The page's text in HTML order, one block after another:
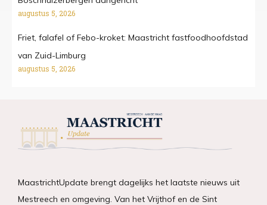
augustus 5, 2026
Friet, falafel of Febo-kroket: Maastricht fastfoodhoofdstad
van Zuid-Limburg
augustus 5, 2026
MaastrichtUpdate brengt dagelijks het laatste nieuws uit
Mestreech en omgeving. Van het Vrijthof en de Sint